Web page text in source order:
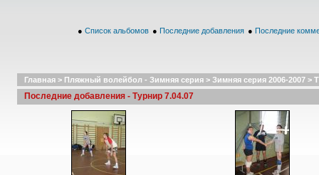
● Список альбомов ● Последние добавления ● Последние
Главная > Пляжный волейбол - Зимняя серия > Зимняя серия 2006-2007 >
Последние добавления - Турнир 7.04.07